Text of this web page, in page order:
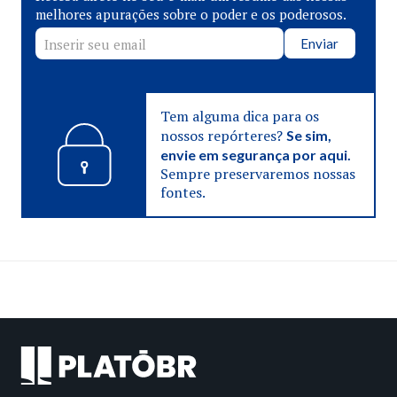
melhores apurações sobre o poder e os poderosos.
Enviar
Tem alguma dica para os
nossos repórteres? Se sim,
envie em segurança por aqui.
Sempre preservaremos nossas
fontes.